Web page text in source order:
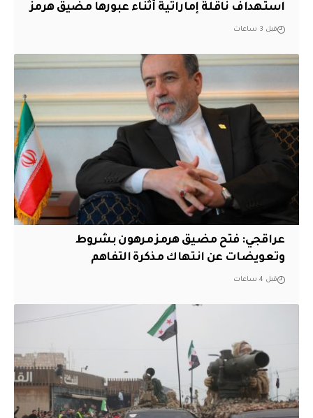
استهداف ناقلة إماراتية أثناء عبورها مضيق هرمز
قبل 3 ساعات
عراقجي: فتح مضيق هرمز مرهون بشروط
وتعويضات عن انتهاك مذكرة التفاهم
قبل 4 ساعات